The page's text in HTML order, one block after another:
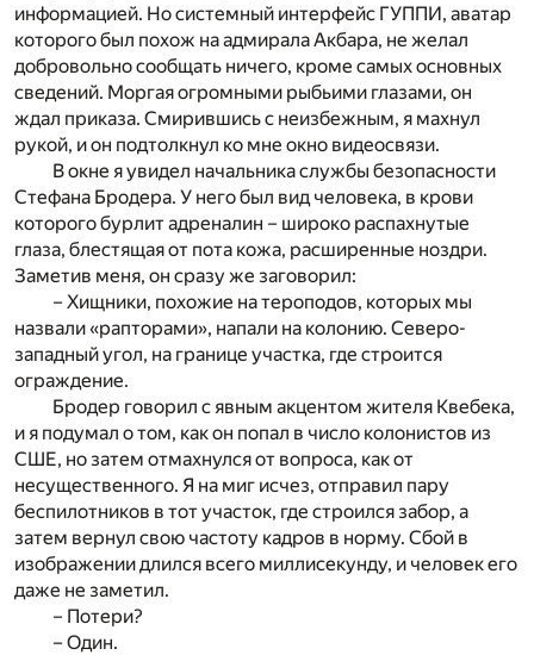
информацией. Но системный интерфейс ГУППИ, аватар
которого был похож на адмирала Акбара, не желал
добровольно сообщать ничего, кроме самых основных
сведений. Моргая огромными рыбьими глазами, он
ждал приказа. Смирившись с неизбежным, я махнул
рукой, и он подтолкнул ко мне окно видеосвязи.
В окне я увидел начальника службы безопасности
Стефана Бродера. У него был вид человека, в крови
которого бурлит адреналин – широко распахнутые
глаза, блестящая от пота кожа, расширенные ноздри.
Заметив меня, он сразу же заговорил:
– Хищники, похожие на тероподов, которых мы
назвали «рапторами», напали на колонию. Северо-
западный угол, на границе участка, где строится
ограждение.
Бродер говорил с явным акцентом жителя Квебека,
и я подумал о том, как он попал в число колонистов из
СШЕ, но затем отмахнулся от вопроса, как от
несущественного. Я на миг исчез, отправил пару
беспилотников в тот участок, где строился забор, а
затем вернул свою частоту кадров в норму. Сбой в
изображении длился всего миллисекунду, и человек его
даже не заметил.
– Потери?
– Один.